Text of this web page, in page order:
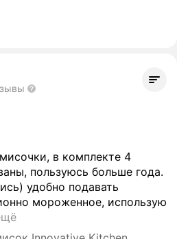
в комплекте 4
пользуюсь больше года.
удобно подавать
мороженное, использую